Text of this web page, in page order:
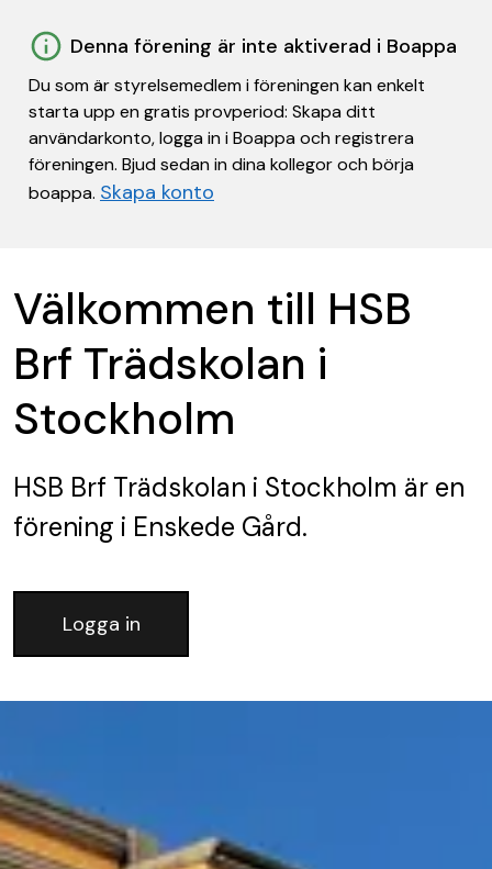
Denna förening är inte aktiverad i Boappa
Du som är styrelsemedlem i föreningen kan enkelt
starta upp en gratis provperiod: Skapa ditt
användarkonto, logga in i Boappa och registrera
föreningen. Bjud sedan in dina kollegor och börja
boappa. Skapa konto
Välkommen till HSB
Brf Trädskolan i
Stockholm
HSB Brf Trädskolan i Stockholm är en
förening i Enskede Gård.
Logga in